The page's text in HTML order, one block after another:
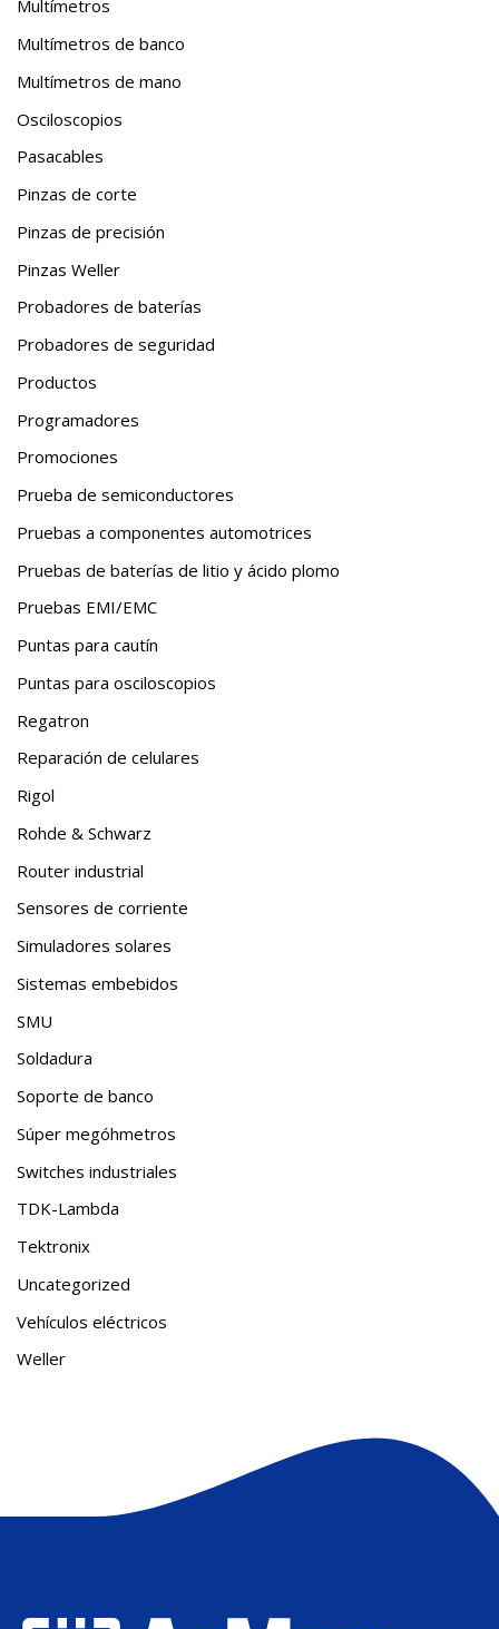
Multímetros
Multímetros de banco
Multímetros de mano
Osciloscopios
Pasacables
Pinzas de corte
Pinzas de precisión
Pinzas Weller
Probadores de baterías
Probadores de seguridad
Productos
Programadores
Promociones
Prueba de semiconductores
Pruebas a componentes automotrices
Pruebas de baterías de litio y ácido plomo
Pruebas EMI/EMC
Puntas para cautín
Puntas para osciloscopios
Regatron
Reparación de celulares
Rigol
Rohde & Schwarz
Router industrial
Sensores de corriente
Simuladores solares
Sistemas embebidos
SMU
Soldadura
Soporte de banco
Súper megóhmetros
Switches industriales
TDK-Lambda
Tektronix
Uncategorized
Vehículos eléctricos
Weller